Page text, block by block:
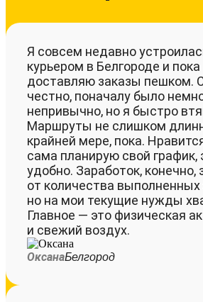
Я совсем недавно
курьером в Белгороде и пока
доставляю заказы пешком.
честно, поначалу было
непривычно, но я быстро
Маршруты не слишком
крайней мере, пока.
сама планирую свой график,
удобно. Заработок, конечно,
от количества выполненных
но на мои текущие нужды
Главное — это физическая
и свежий воздух.
ОксанаБелгород